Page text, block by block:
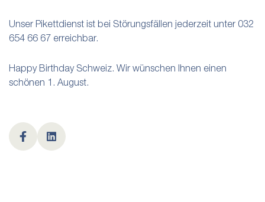
Unser Pikettdienst ist bei Störungsfällen jederzeit unter 032
654 66 67 erreichbar.
Happy Birthday Schweiz. Wir wünschen Ihnen einen
schönen 1. August.